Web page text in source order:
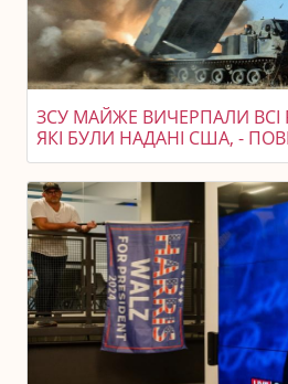
ЗСУ МАЙЖЕ ВИЧЕРПАЛИ ВСІ
ЯКІ БУЛИ НАДАНІ США, -